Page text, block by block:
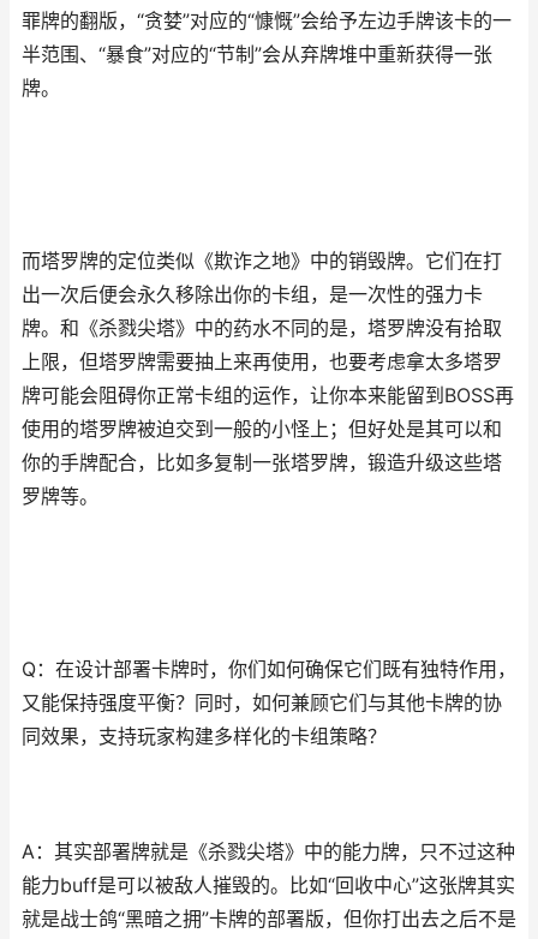
罪牌的翻版，“贪婪”对应的“慷慨”会给予左边手牌该卡的一
半范围、“暴食”对应的“节制”会从弃牌堆中重新获得一张
牌。
而塔罗牌的定位类似《欺诈之地》中的销毁牌。它们在打
出一次后便会永久移除出你的卡组，是一次性的强力卡
牌。和《杀戮尖塔》中的药水不同的是，塔罗牌没有拾取
上限，但塔罗牌需要抽上来再使用，也要考虑拿太多塔罗
牌可能会阻碍你正常卡组的运作，让你本来能留到BOSS再
使用的塔罗牌被迫交到一般的小怪上；但好处是其可以和
你的手牌配合，比如多复制一张塔罗牌，锻造升级这些塔
罗牌等。
Q：在设计部署卡牌时，你们如何确保它们既有独特作用，
又能保持强度平衡？同时，如何兼顾它们与其他卡牌的协
同效果，支持玩家构建多样化的卡组策略？
A：其实部署牌就是《杀戮尖塔》中的能力牌，只不过这种
能力buff是可以被敌人摧毁的。比如“回收中心”这张牌其实
就是战士鸽“黑暗之拥”卡牌的部署版，但你打出去之后不是